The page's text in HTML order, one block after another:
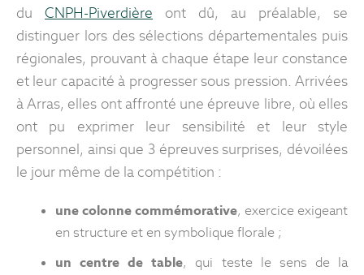
du CNPH-Piverdière ont dû, au préalable, se
distinguer lors des sélections départementales puis
régionales, prouvant à chaque étape leur constance
et leur capacité à progresser sous pression. Arrivées
à Arras, elles ont affronté une épreuve libre, où elles
ont pu exprimer leur sensibilité et leur style
personnel, ainsi que 3 épreuves surprises, dévoilées
le jour même de la compétition :
une colonne commémorative, exercice exigeant
en structure et en symbolique florale ;
un centre de table, qui teste le sens de la